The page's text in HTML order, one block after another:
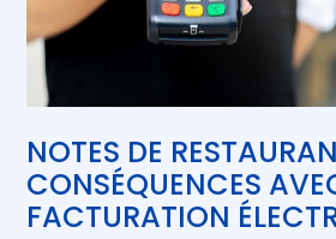
NOTES DE
CONSÉQUENCES
FACTURATION